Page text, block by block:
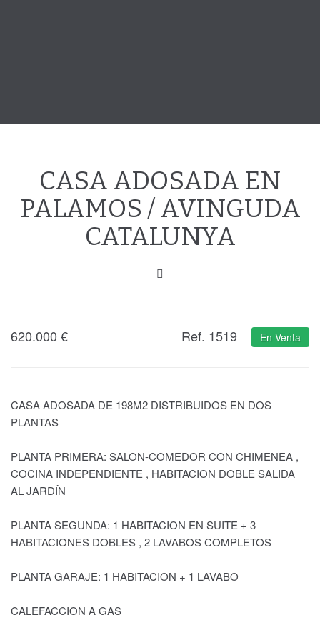
CASA ADOSADA EN
PALAMOS / AVINGUDA
CATALUNYA
620.000 € Ref. 1519 En Venta
CASA ADOSADA DE 198M2 DISTRIBUIDOS EN DOS
PLANTAS
PLANTA PRIMERA: SALON-COMEDOR CON CHIMENEA ,
COCINA INDEPENDIENTE , HABITACION DOBLE SALIDA
AL JARDÍN
PLANTA SEGUNDA: 1 HABITACION EN SUITE + 3
HABITACIONES DOBLES , 2 LAVABOS COMPLETOS
PLANTA GARAJE: 1 HABITACION + 1 LAVABO
CALEFACCION A GAS